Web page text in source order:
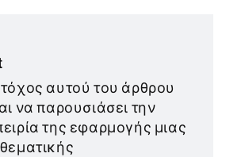
αυτού του άρθρου
να παρουσιάσει την
της εφαρμογής μιας